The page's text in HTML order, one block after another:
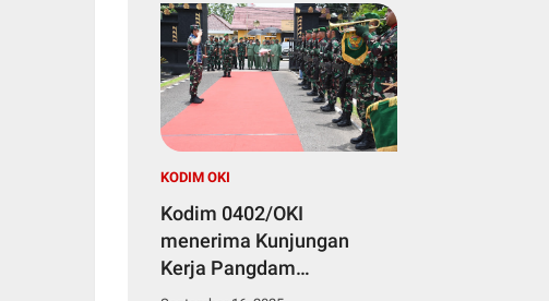
KODIM OKI
Kodim 0402/OKI
menerima Kunjungan
Kerja Pangdam
II/Sriwijaya